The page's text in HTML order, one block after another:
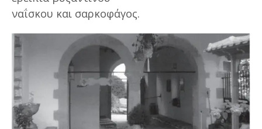
ναΐσκου και σαρκοφάγος.